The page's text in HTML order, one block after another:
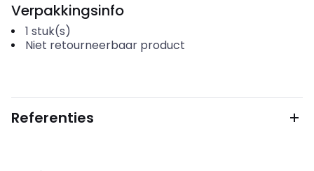
Verpakkingsinfo
1 stuk(s)
Niet retourneerbaar product
Referenties